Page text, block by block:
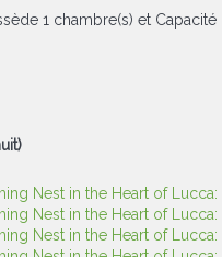
1 chambre(s) et Capacité